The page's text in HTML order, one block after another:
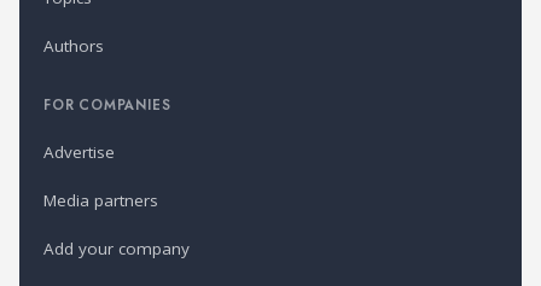
Authors
FOR COMPANIES
Advertise
Media partners
Add your company